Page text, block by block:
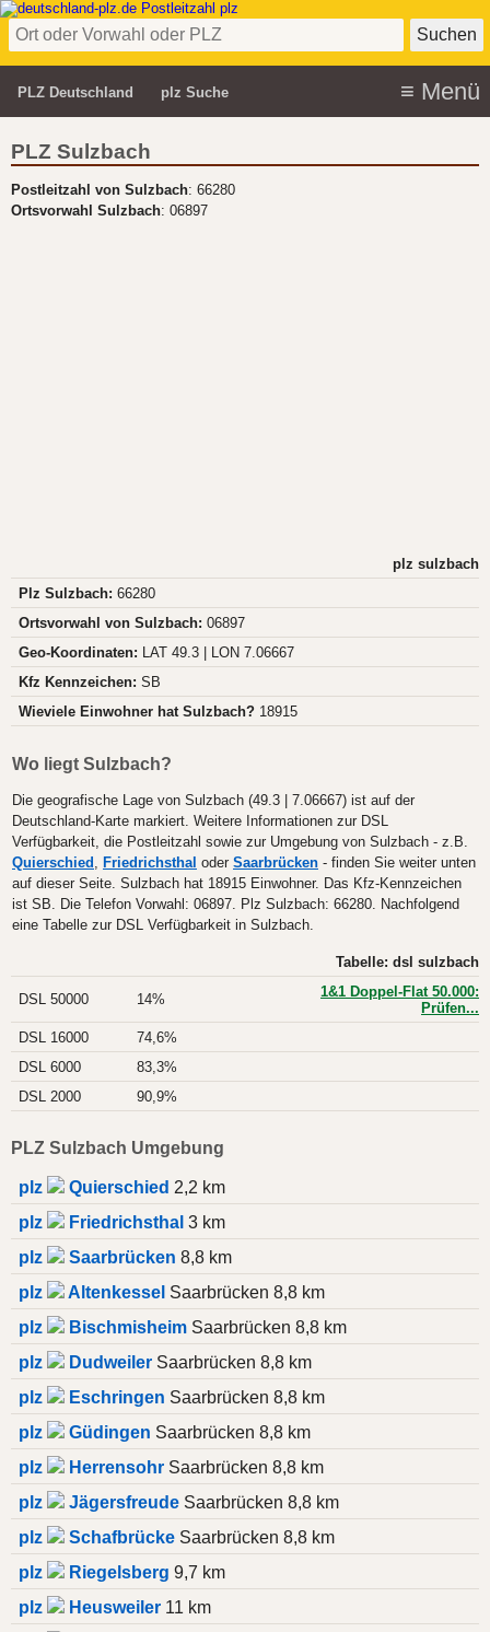
PLZ Deutschland plz Suche
PLZ Sulzbach
Postleitzahl von Sulzbach: 66280
Ortsvorwahl Sulzbach: 06897
plz sulzbach
Plz Sulzbach: 66280
Ortsvorwahl von Sulzbach: 06897
Geo-Koordinaten: LAT 49.3 | LON 7.06667
Kfz Kennzeichen: SB
Wieviele Einwohner hat Sulzbach? 18915
Wo liegt Sulzbach?
Die geografische Lage von Sulzbach (49.3 | 7.06667) ist auf der
Deutschland-Karte markiert. Weitere Informationen zur DSL
Verfügbarkeit, die Postleitzahl sowie zur Umgebung von Sulzbach - z.B.
Quierschied , Friedrichsthal oder Saarbrücken - finden Sie weiter unten
auf dieser Seite. Sulzbach hat 18915 Einwohner. Das Kfz-Kennzeichen
ist SB. Die Telefon Vorwahl: 06897. Plz Sulzbach: 66280. Nachfolgend
eine Tabelle zur DSL Verfügbarkeit in Sulzbach.
Tabelle: dsl sulzbach
DSL 50000 14%
1&1 Doppel-Flat 50.000:
Prüfen...
DSL 16000
74,6%
DSL 6000
83,3%
DSL 2000
90,9%
PLZ Sulzbach Umgebung
plz Quierschied 2,2 km
plz
Friedrichsthal 3 km
plz
Saarbrücken 8,8 km
plz
Altenkessel Saarbrücken 8,8 km
plz
Bischmisheim Saarbrücken 8,8 km
plz
Dudweiler Saarbrücken 8,8 km
plz
Eschringen Saarbrücken 8,8 km
plz
Güdingen Saarbrücken 8,8 km
plz
Herrensohr Saarbrücken 8,8 km
plz
Jägersfreude Saarbrücken 8,8 km
plz
Schafbrücke Saarbrücken 8,8 km
plz
Riegelsberg 9,7 km
plz
Heusweiler 11 km